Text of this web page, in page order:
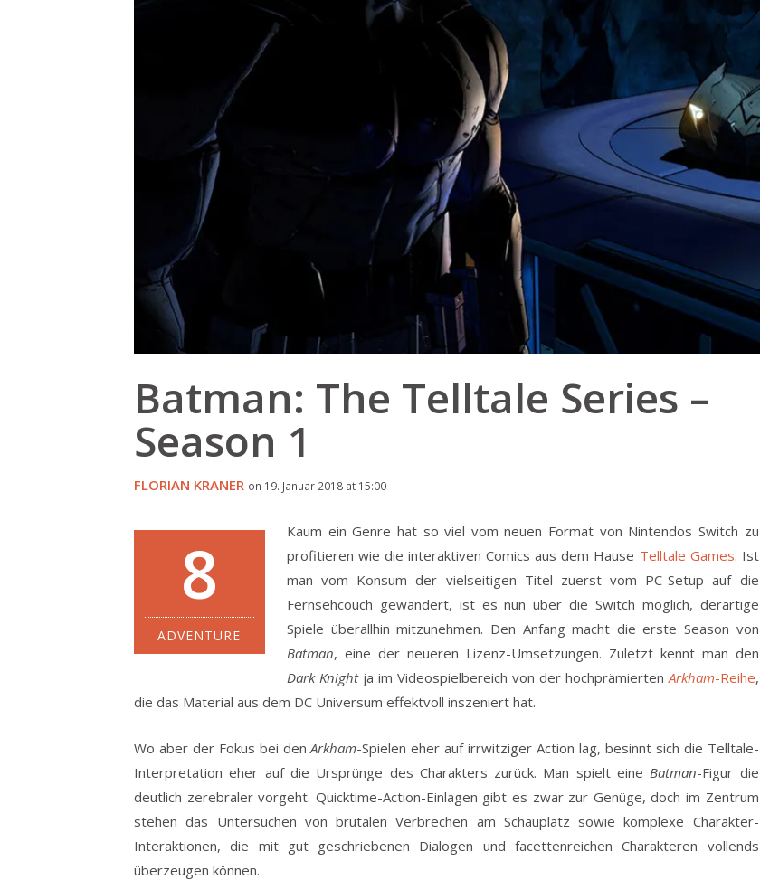
Batman: The Telltale Series –
Season 1
FLORIAN KRANER on 19. Januar 2018 at 15:00
8
ADVENTURE
Kaum ein Genre hat so viel vom neuen Format von Nintendos Switch zu
profitieren wie die interaktiven Comics aus dem Hause Telltale Games. Ist
man vom Konsum der vielseitigen Titel zuerst vom PC-Setup auf die
Fernsehcouch gewandert, ist es nun über die Switch möglich, derartige
Spiele überallhin mitzunehmen. Den Anfang macht die erste Season von
Batman, eine der neueren Lizenz-Umsetzungen. Zuletzt kennt man den
Dark Knightja im Videospielbereich von der hochprämierten Arkham-Reihe,
die das Material aus dem DC Universum effektvoll inszeniert hat.
Wo aber der Fokus bei denArkham-Spielen eher auf irrwitziger Action lag, besinnt sich die Telltale-
Interpretation eher auf die Ursprünge des Charakters zurück. Man spielt eine Batman-Figur die
deutlich zerebraler vorgeht. Quicktime-Action-Einlagen gibt es zwar zur Genüge, doch im Zentrum
stehen das Untersuchen von brutalen Verbrechen am Schauplatz sowie komplexe Charakter-
Interaktionen, die mit gut geschriebenen Dialogen und facettenreichen Charakteren vollends
überzeugen können.